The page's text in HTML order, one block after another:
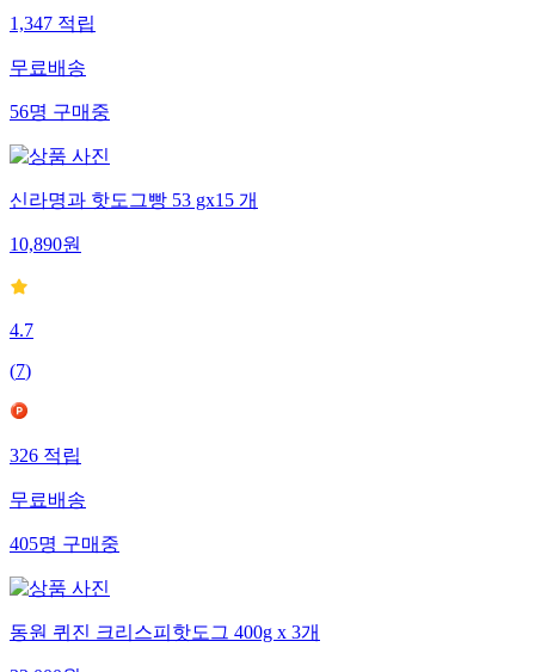
1,347적립
무료배송
56명구매중
신라명과 핫도그빵 53 gx15 개
10,890원
4.7
(7)
326적립
무료배송
405명구매중
동원 퀴진 크리스피핫도그 400g x 3개